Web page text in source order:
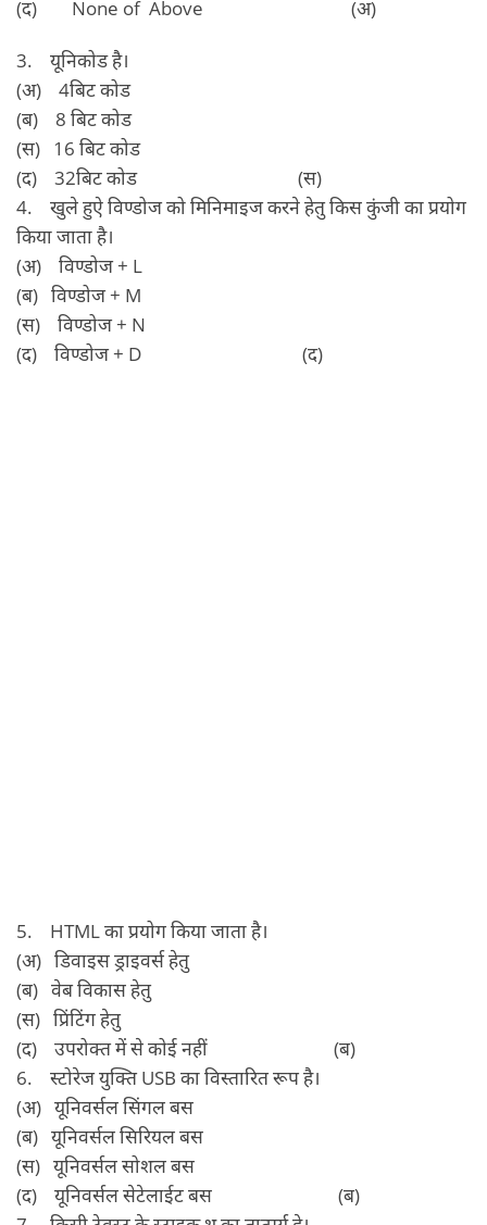
(द) None of Above (अ)
3. यूनिकोड है।
(अ) 4बिट कोड
(ब) 8 बिट कोड
(स) 16 बिट कोड
(द) 32बिट कोड (स)
4. खुले हुऐ विण्‍डोज को मिनिमाइज करने हेतु किस कुंजी का प्रयोग
किया जाता है।
(अ) विण्‍डोज + L
(ब) विण्‍डोज + M
(स) विण्‍डोज + N
(द) विण्‍डोज + D (द)
5. HTML का प्रयोग किया जाता है।
(अ) डिवाइस ड्राइवर्स हेतु
(ब) वेब विकास हेतु
(स) प्रिंटिंग हेतु
(द) उपरोक्‍त में से कोई नहीं (ब)
6. स्‍टोरेज युक्ति USB का विस्‍तारित रूप है।
(अ) यूनिवर्सल सिंगल बस
(ब) यूनिवर्सल सिरियल बस
(स) यूनिवर्सल सोशल बस
(द) यूनिवर्सल सेटेलाईट बस (ब)